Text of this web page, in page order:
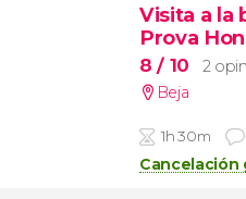
Visita a la
Prova
8/ 10
2
Beja
1h 30m
Cancelación